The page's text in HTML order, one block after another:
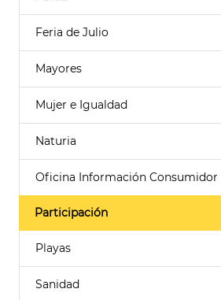
Feria de Julio
Mayores
Mujer e Igualdad
Naturia
Oficina Información Consumidor
Participación
Playas
Sanidad